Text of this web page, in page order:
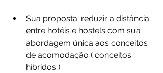
Sua proposta: reduzir a distância
entre hotéis e hostels com sua
abordagem única aos conceitos
de acomodação ( conceitos
híbridos ).